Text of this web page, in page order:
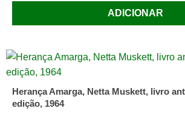
ADICIONAR
Herança Amarga, Netta Muskett, livro
edição, 1964